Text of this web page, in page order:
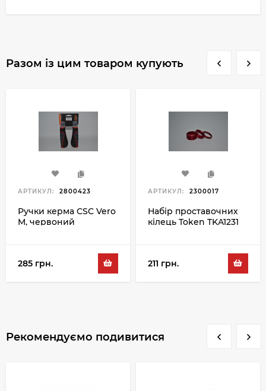
Разом із цим товаром купують
АРТИКУЛ: 2800423
Ручки керма CSC Vero
M, червоний
285 грн.
АРТИКУЛ: 2300017
Набір проставочних
кілець Token TKA1231
211 грн.
Рекомендуємо подивитися